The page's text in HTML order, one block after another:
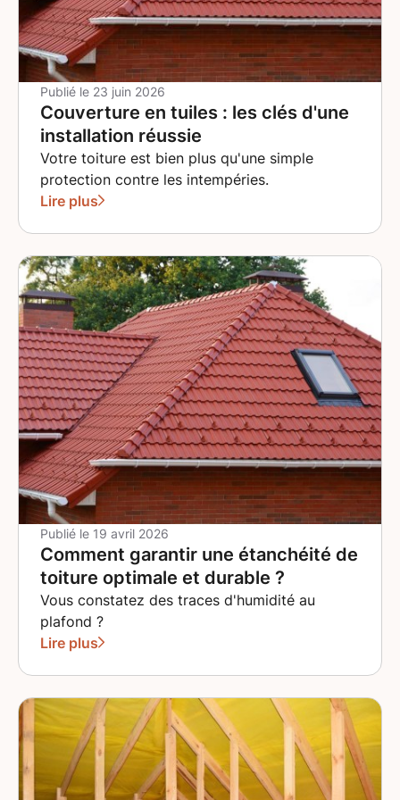
possèdent une imperméabilité naturelle incomparable
qui garantit une étanchéité parfaite, sans risque
d'infiltration. Leur structure compacte empêche la
formation de mousse et de lichen, ce qui réduit
considérablement les besoins en entretien. Dans le
Bas-Rhin, où les conditions climatiques peuvent être
exigeantes, cette robustesse vous apporte une
tranquillité d'esprit au fil des saisons. Les couvreurs
de CHARPENTE ELLES sélectionnent des ardoises
premium adaptées spécifiquement à votre projet, en
tenant compte de l'exposition de votre habitation et
de l'architecture locale. Un esthétisme raffiné qui
valorise votre patrimoine Au-delà de ses
performances techniques, l'ardoise donne à votre
maison un cachet architectural remarquable. Ses
nuances naturelles de gris anthracite évoluent
subtilement avec le temps et créent une patine
élégante qui renforce le caractère de votre bâtiment.
Cette distinction visuelle augmente sensiblement la
valeur de votre bien immobilier. Vous disposez
également d'un large choix de poses : à l'anglaise, en
losange, à écailles, ou encore en rive droite. Chaque
technique apporte une signature visuelle unique qui
personnalise votre toiture tout en respectant les
traditions architecturales alsaciennes. Les avantages
concrets d'une installation professionnelle Confier
vos travaux de couverture à des artisans qualifiés
garantit la longévité de votre investissement.
L'installation d'ardoises nécessite un savoir-faire
précis et une maîtrise des règles de l'art que seuls
des professionnels expérimentés peuvent assurer.
Lorsque vous rénovez votre toiture ou créez une
nouvelle couverture, l'isolation thermique constitue
un enjeu majeur pour votre confort et vos économies
d'énergie. Nos équipes intègrent systématiquement
une isolation performante sous votre couverture en
Publié le 23 juin 2026
Couverture en tuiles : les clés d'une
installation réussie
Votre toiture est bien plus qu'une simple
protection contre les intempéries.
Lire plus
Publié le 19 avril 2026
Comment garantir une étanchéité de
toiture optimale et durable ?
Vous constatez des traces d'humidité au
plafond ?
Lire plus